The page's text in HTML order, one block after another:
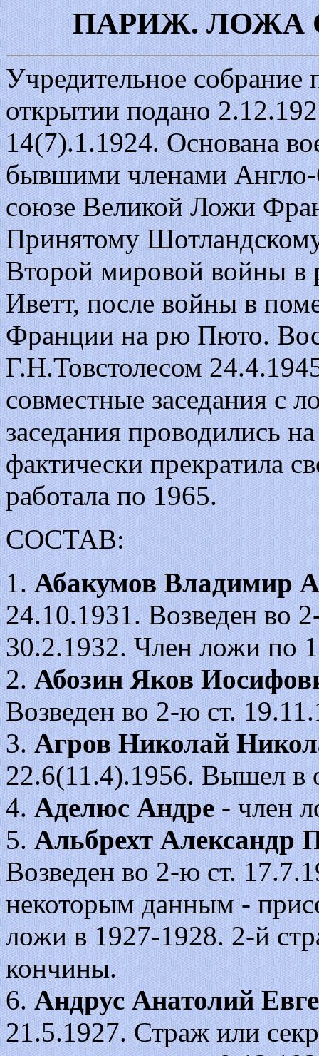
ПАРИЖ. ЛОЖА
Учредительное
открытии подано
14(7).1.1924. Основана
бывшими членами Англо-
союзе Великой Ложи
Принятому
Второй мировой войны в
Иветт, после войны в
Франции на рю Пюто.
Г.Н.Товстолесом
совместные заседания с
заседания проводились
фактически прекратила
работала по 1965.
СОСТАВ:
1.Абакумов Владимир
24.10.1931. Возведен во
30.2.1932. Член ложи по
2.Абозин Яков
Возведен во 2-ю ст.
3.Агров Николай
22.6(11.4).1956. Вышел в
4.Аделюс Андре- член
5.Альбрехт Александр
Возведен во 2-ю ст.
некоторым данным -
ложи в 1927-1928. 2-й
кончины.
6.Андрус Анатолий
21.5.1927. Страж или